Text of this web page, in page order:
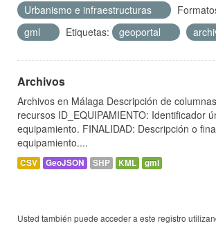
Urbanismo e infraestructuras
gml
Etiquetas: geoportal
Archivos
Archivos en Málaga Descripción de
recursos ID_EQUIPAMIENTO: Identificador
equipamiento. FINALIDAD: Descripción o
equipamiento....
CSV GeoJSON SHP KML gml
Usted también puede acceder a este registro